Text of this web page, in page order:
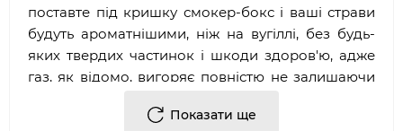
поставте під кришку смокер-бокс і ваші страви
будуть ароматнішими, ніж на вугіллі, без будь-
яких твердих частинок і шкоди здоров'ю, адже
газ, як відомо, вигоряє повністю не залишаючи
хочете додати страві приємний аромат дерева -
Показати ще